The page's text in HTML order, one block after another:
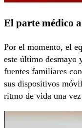
El parte médico
Por el momento, el
este último desmayo
fuentes familiares
sus dispositivos
ritmo de vida una